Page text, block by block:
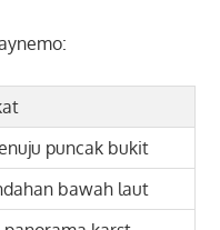
puncak bukit
bawah laut